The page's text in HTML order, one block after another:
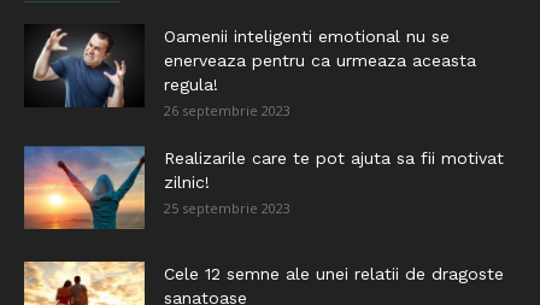
Oamenii inteligenti emotional nu se
enerveaza pentru ca urmeaza aceasta
regula!
26 septembrie 2023
Realizarile care te pot ajuta sa fii motivat
zilnic!
25 septembrie 2023
Cele 12 semne ale unei relatii de dragoste
sanatoase